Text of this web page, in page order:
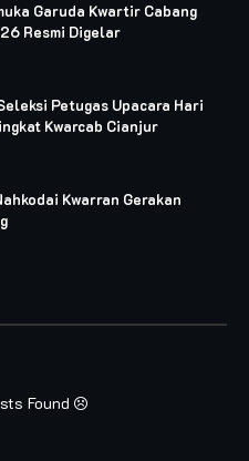
Garuda Kwartir Cabang
Resmi Digelar
Petugas Upacara Hari
Kwarcab Cianjur
Kwarran Gerakan
Found